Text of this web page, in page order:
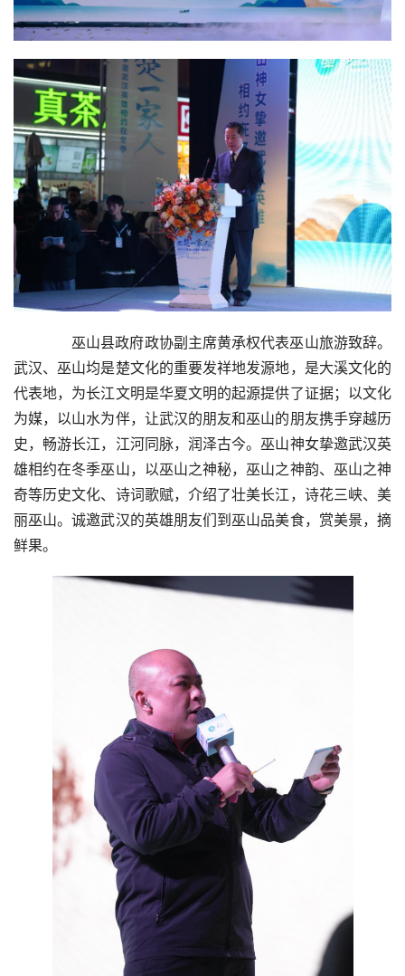
巫山县政府政协副主席黄承权代表巫山旅游致辞。
武汉、巫山均是楚文化的重要发祥地发源地，是大溪文化的
代表地，为长江文明是华夏文明的起源提供了证据；以文化
为媒，以山水为伴，让武汉的朋友和巫山的朋友携手穿越历
史，畅游长江，江河同脉，润泽古今。巫山神女挚邀武汉英
雄相约在冬季巫山，以巫山之神秘，巫山之神韵、巫山之神
奇等历史文化、诗词歌赋，介绍了壮美长江，诗花三峡、美
丽巫山。诚邀武汉的英雄朋友们到巫山品美食，赏美景，摘
鲜果。